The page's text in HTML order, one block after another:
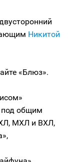
Никитой
«Блюз».
под общим
МХЛ и ВХЛ,